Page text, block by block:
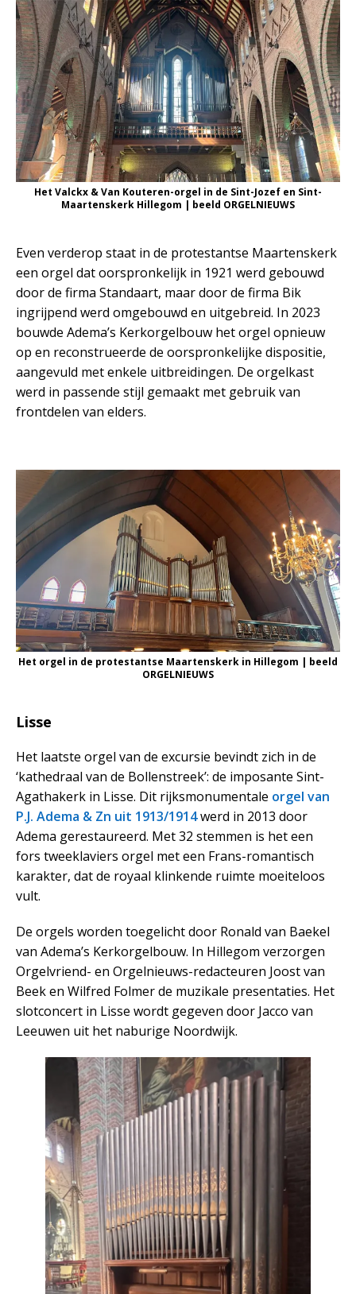
Het Valckx & Van Kouteren-orgel in de Sint-Jozef en Sint-
Maartenskerk Hillegom | beeld ORGELNIEUWS
Even verderop staat in de protestantse Maartenskerk
een orgel dat oorspronkelijk in 1921 werd gebouwd
door de firma Standaart, maar door de firma Bik
ingrijpend werd omgebouwd en uitgebreid. In 2023
bouwde Adema’s Kerkorgelbouw het orgel opnieuw
op en reconstrueerde de oorspronkelijke dispositie,
aangevuld met enkele uitbreidingen. De orgelkast
werd in passende stijl gemaakt met gebruik van
frontdelen van elders.
Het orgel in de protestantse Maartenskerk in Hillegom | beeld
ORGELNIEUWS
Lisse
Het laatste orgel van de excursie bevindt zich in de
‘kathedraal van de Bollenstreek’: de imposante Sint-
Agathakerk in Lisse. Dit rijksmonumentale orgel van
P.J. Adema & Zn uit 1913/1914werd in 2013 door
Adema gerestaureerd. Met 32 stemmen is het een
fors tweeklaviers orgel met een Frans-romantisch
karakter, dat de royaal klinkende ruimte moeiteloos
vult.
De orgels worden toegelicht door Ronald van Baekel
van Adema’s Kerkorgelbouw. In Hillegom verzorgen
Orgelvriend- en Orgelnieuws-redacteuren Joost van
Beek en Wilfred Folmer de muzikale presentaties. Het
slotconcert in Lisse wordt gegeven door Jacco van
Leeuwen uit het naburige Noordwijk.